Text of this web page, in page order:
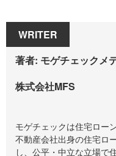
WRITER
著者: モゲチェックメ
株式会社MFS
モゲチェックは住宅ロー
不動産会社出身の住宅ロ
し、公平・中立な立場で